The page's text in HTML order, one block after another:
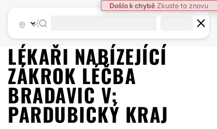
LÉKAŘI NABÍZEJÍCÍ
ZÁKROK LÉČBA
BRADAVIC V:
PARDUBICKÝ KRAJ